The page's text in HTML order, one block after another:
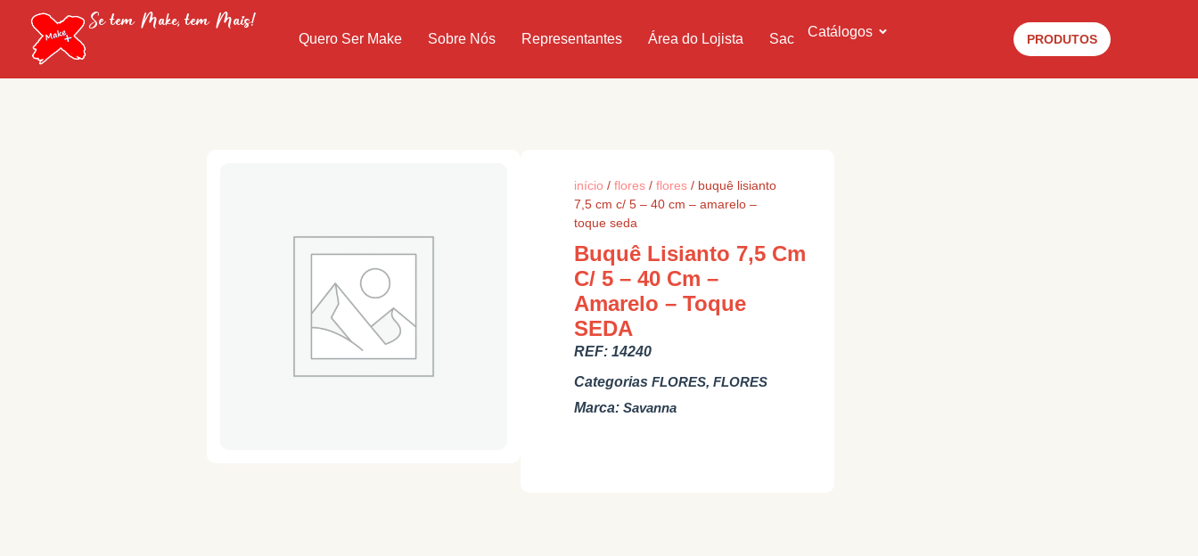
Se tem Make, tem Mais!
Quero Ser Make Sobre Nós Representantes Área do Lojista Sac Catálogos PRODUTOS
início / flores/ flores/ buquê lisianto
7,5 cm c/ 5 – 40 cm – amarelo –
toque seda
Buquê Lisianto 7,5 Cm
C/ 5 – 40 Cm –
Amarelo – Toque
SEDA
REF: 14240
Categorias FLORES, FLORES
Marca: Savanna